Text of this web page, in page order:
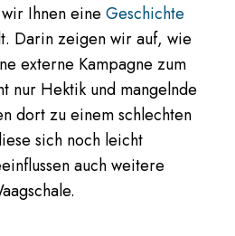
Ihnen eine Geschichte
Darin zeigen wir auf, wie
externe Kampagne zum
nur Hektik und mangelnde
dort zu einem schlechten
sich noch leicht
auch weitere